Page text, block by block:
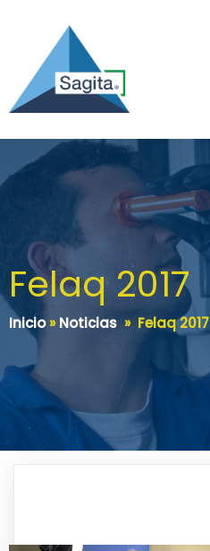
Felaq 2017
Inicio»Noticias » Felaq 2017